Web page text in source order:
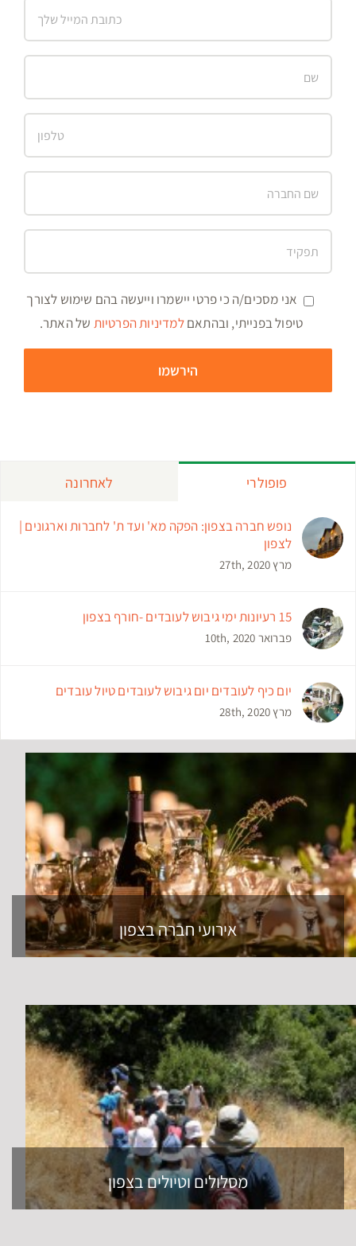
אני מסכים/ה כי פרטי יישמרו וייעשה בהם שימוש לצורך
טיפול בפנייתי, ובהתאםלמדיניות הפרטיות של האתר.
פופולרי לאחרונה
נופש חברה בצפון: הפקה מא' ועד ת' לחברות וארגונים |
לצפון
מרץ 27th, 2020
15 רעיונות ימי גיבוש לעובדים -חורף בצפון
פברואר 10th, 2020
יום כיף לעובדים יום גיבוש לעובדים טיול עובדים
מרץ 28th, 2020
אירועי חברה בצפון
מסלולים וטיולים בצפון